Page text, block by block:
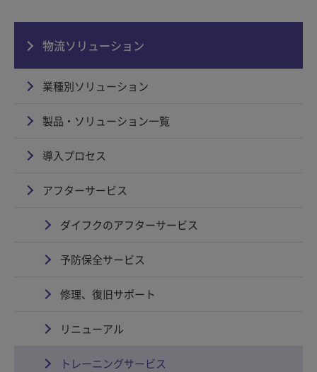
物流ソリューション
業種別ソリューション
製品・ソリューション一覧
導入プロセス
アフターサービス
ダイフクのアフターサービス
予防保全サービス
修理、復旧サポート
リニューアル
トレーニングサービス